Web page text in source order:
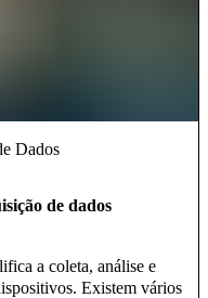
Dados
de dados
a coleta, análise e
Existem vários